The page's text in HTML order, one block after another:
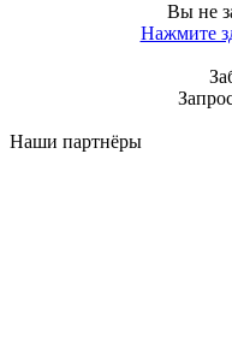
Вы не
Нажмите
Наши партнёры